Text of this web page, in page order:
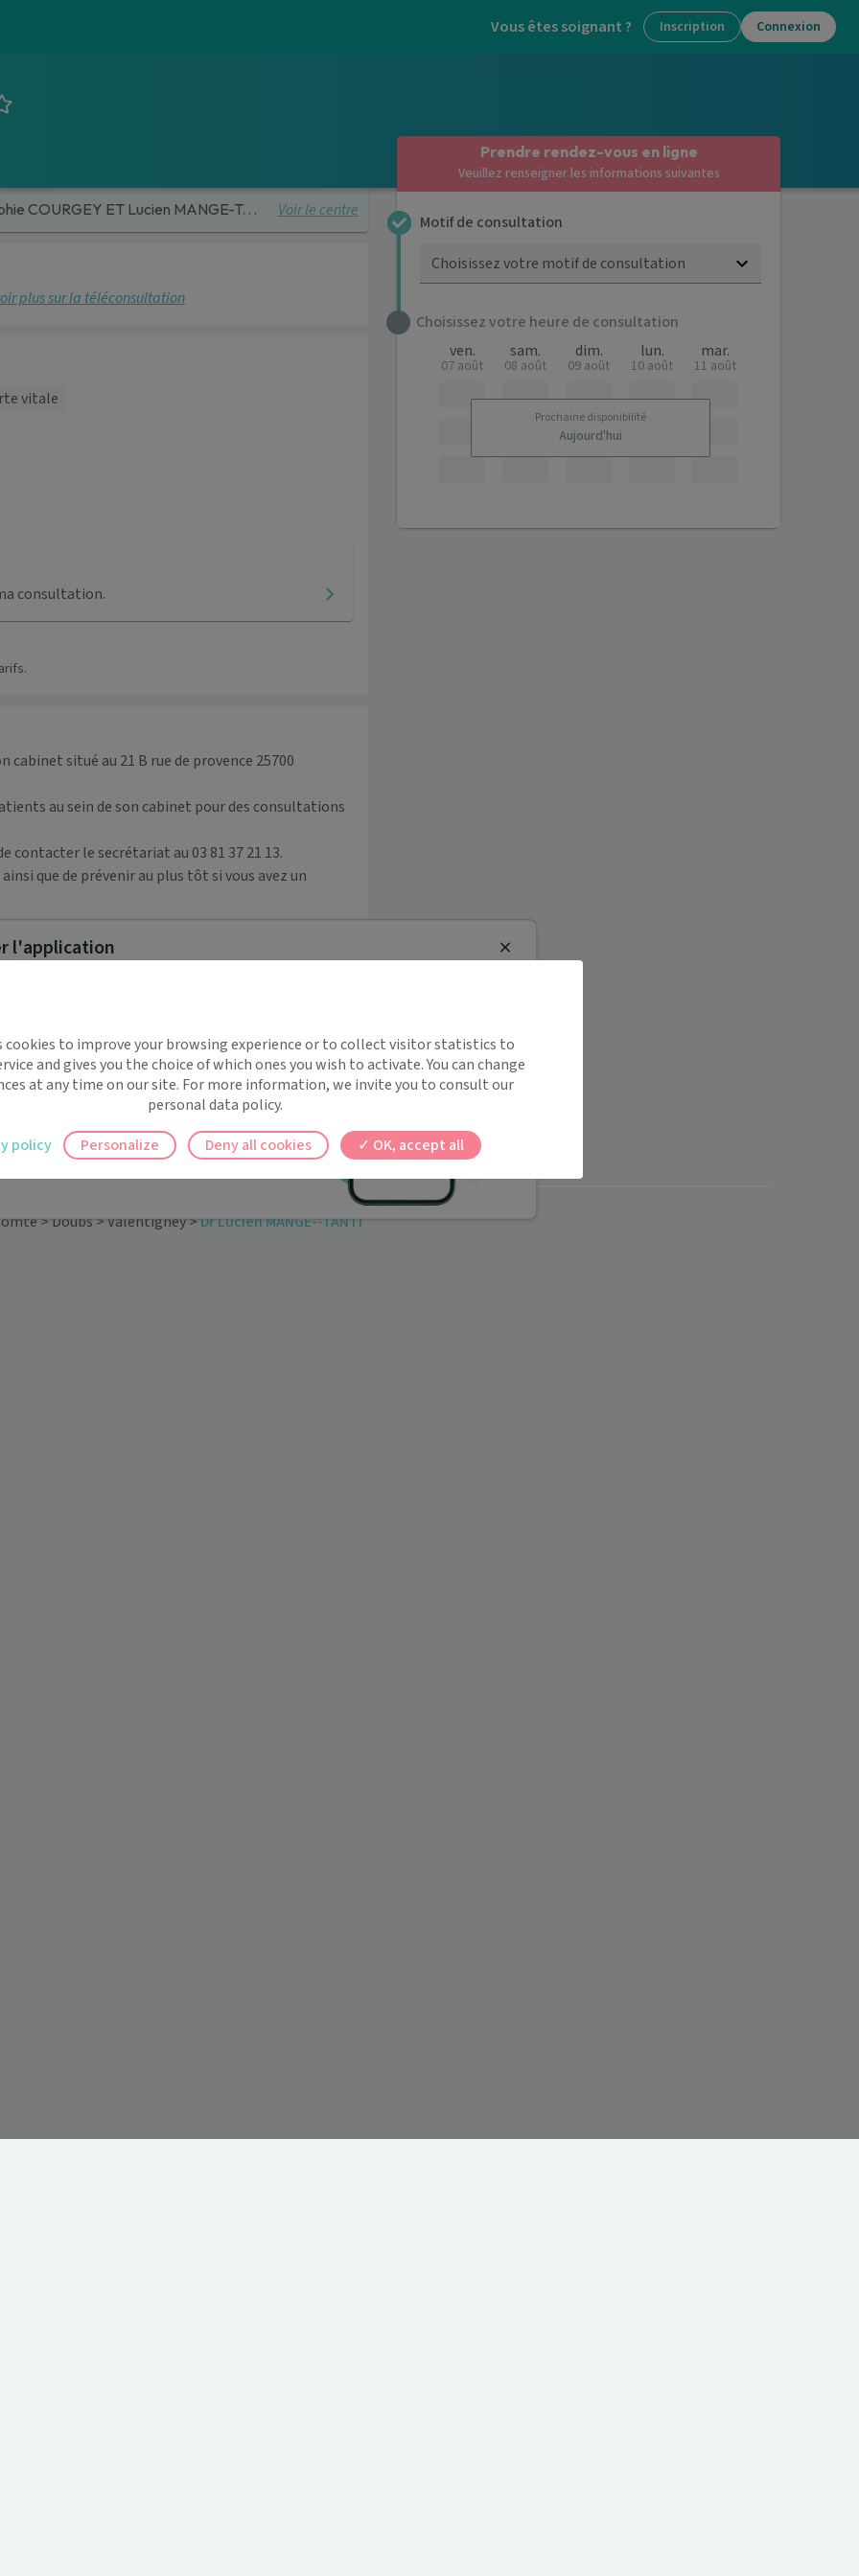
Vous êtes soignant ? Inscription Connexion
COURGEY ET Lucien MANGE-TANTI Voir le centre
plus sur la téléconsultation
vitale
consultation.
cabinet situé au 21 B rue de provence 25700
au sein de son cabinet pour des consultations
contacter le secrétariat au 03 81 37 21 13.
que de prévenir au plus tôt si vous avez un
Prendre rendez-vous en ligne
Veuillez renseigner les informations suivantes
Motif de consultation
Choisissez votre motif de consultation
Choisissez votre heure de consultation
Prochaine disponibilité
Aujourd'hui
ven.
07 août
sam.
08 août
dim.
09 août
lun.
10 août
mar.
11 août
>Doubs>Valentigney>Dr Lucien MANGE--TANTI
l'application
!
rappels automatiques pour ne plus rien
Close
cookies to improve your browsing experience or to collect visitor statistics to
and gives you the choice of which ones you wish to activate. You can change
at any time on our site. For more information, we invite you to consult our
personal data policy.
OK, accept all
Deny all cookies
Personalize
policy